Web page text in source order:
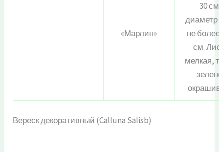
«Марлин»
30
диаметр
не
см.
мелкая,
Вереск декоративный (Calluna Salisb)